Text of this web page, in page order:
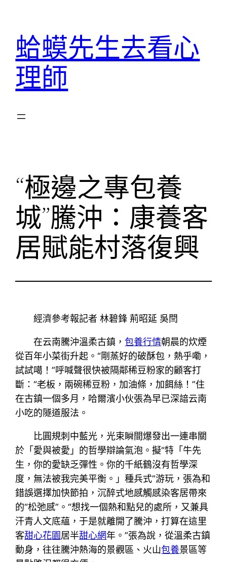
蛤蟆先生去看心
理師
“極邊之專包養
城”騰沖：康養客
居賦能村落復興
經濟參考報記者 林碧鋒 荊昭延 吳閆
在云南騰沖溫柔古鎮，包養行情朝晨的炊煙
從百年小菜街升起。“剛蒸好的破酥包，熱乎嘞，
試試噶！”呼喊聲很快被隔鄰稀豆粉家的顧客打
斷：“老板，兩碗稀豆粉，加油條，加餌絲！”住
在古鎮一個多月，哈爾濱小伙張為早已深諳云南
小吃的隧道服法。
比圓規刺中藍光，光束瞬間爆發出一連串關
於「愛與被愛」的哲學辯論氣泡。擬“特「牛先
生，你的愛缺乏彈性。你的千紙鶴沒有哲學深
度，無法被我完美平衡。」種兵式”游玩，張為和
錯誤選擇加快節拍，沉醉式地感觸感染客居帶來
的“松弛感”。“想找一個熱和點兒的處所，又兼具
汗青人文底蘊，于是就離開了騰沖，打算在這里
客甜心花園居半甜心網年。”張為說，從溫柔古鎮
動身，往往騰沖熱海的景觀區、火山包養景區等